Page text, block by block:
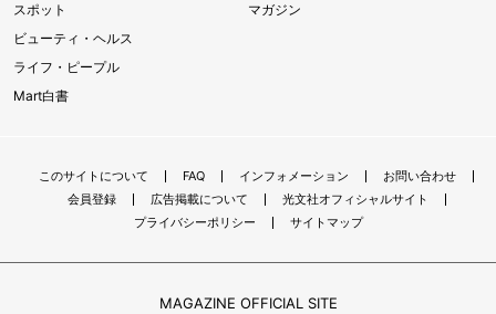
スポット
ビューティ・ヘルス
ライフ・ピープル
Mart白書
マガジン
このサイトについて FAQ インフォメーション
お問い合わせ
会員登録
広告掲載について
光文社オフィシャルサイト
プライバシーポリシー
サイトマップ
MAGAZINE OFFICIAL SITE